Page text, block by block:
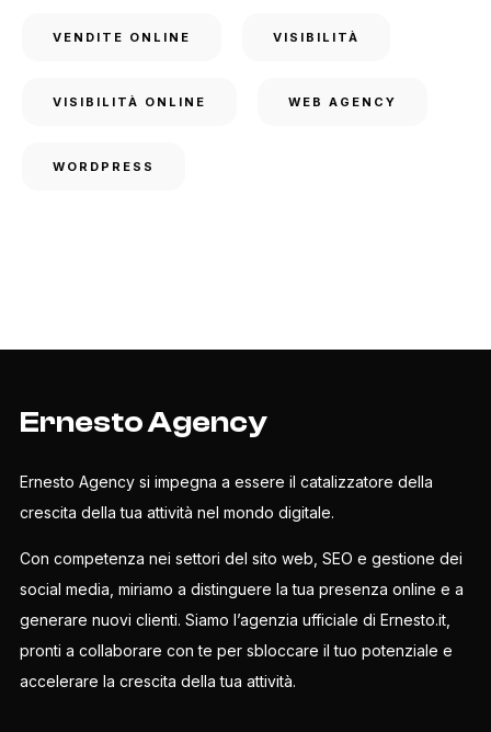
VENDITE ONLINE VISIBILITÀ
VISIBILITÀ ONLINE WEB AGENCY
WORDPRESS
Ernesto Agency
Ernesto Agency si impegna a essere il catalizzatore della
crescita della tua attività nel mondo digitale.
Con competenza nei settori del sito web, SEO e gestione dei
social media, miriamo a distinguere la tua presenza online e a
generare nuovi clienti. Siamo l’agenzia ufficiale di Ernesto.it,
pronti a collaborare con te per sbloccare il tuo potenziale e
accelerare la crescita della tua attività.